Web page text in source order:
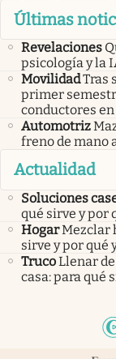
Últimas
Revelaciones
psicología y la
MovilidadTras
primer
conductores en
Automotriz
freno de mano
Actualidad
Soluciones
qué sirve y por
HogarMezclar
sirve y por qué
TrucoLlenar
casa: para qué